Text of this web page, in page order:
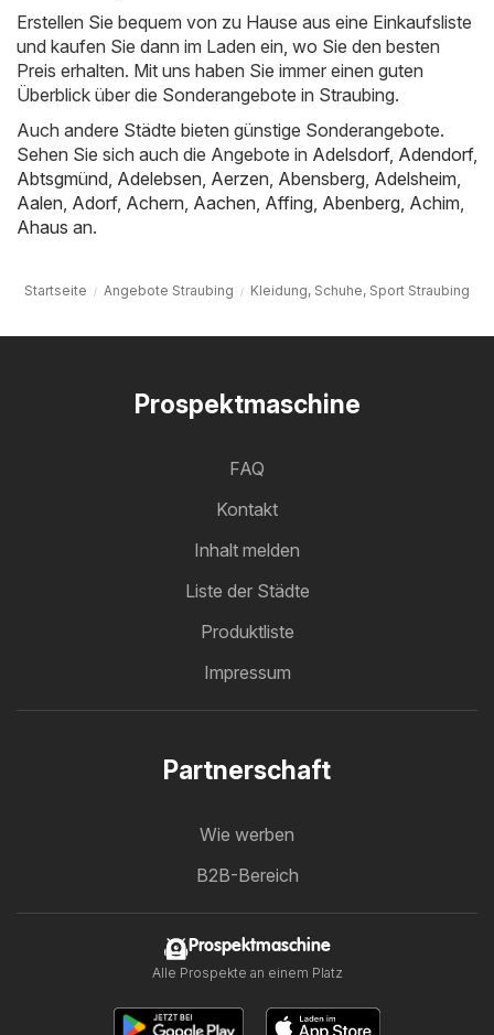
Erstellen Sie bequem von zu Hause aus eine Einkaufsliste
und kaufen Sie dann im Laden ein, wo Sie den besten
Preis erhalten. Mit uns haben Sie immer einen guten
Überblick über die Sonderangebote in Straubing.
Auch andere Städte bieten günstige Sonderangebote.
Sehen Sie sich auch die Angebote in Adelsdorf, Adendorf,
Abtsgmünd, Adelebsen, Aerzen, Abensberg, Adelsheim,
Aalen, Adorf, Achern, Aachen, Affing, Abenberg, Achim,
Ahaus an.
Startseite Angebote Straubing Kleidung, Schuhe, Sport Straubing
Prospektmaschine
FAQ
Kontakt
Inhalt melden
Liste der Städte
Produktliste
Impressum
Partnerschaft
Wie werben
B2B-Bereich
Prospektmaschine
Alle Prospekte an einem Platz